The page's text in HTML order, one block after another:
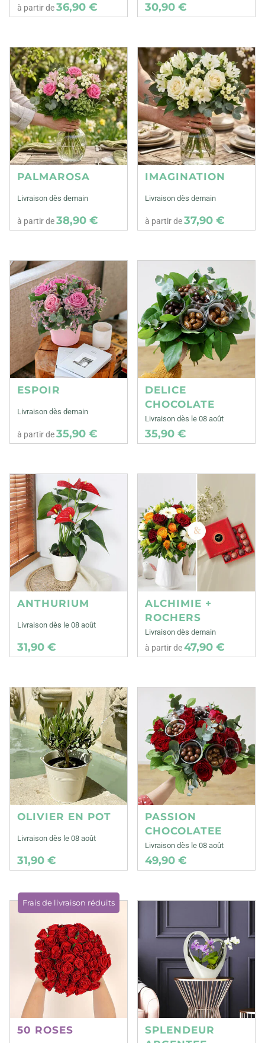
à partir de36,90 € 30,90 €
PALMAROSA
Livraison dès demain
à partir de38,90 €
IMAGINATION
Livraison dès demain
à partir de37,90 €
ESPOIR
Livraison dès demain
à partir de35,90 €
DELICE
CHOCOLATE
Livraison dès le 08 août
35,90 €
ANTHURIUM
Livraison dès le 08 août
31,90 €
ALCHIMIE +
ROCHERS
Livraison dès demain
à partir de47,90 €
OLIVIER EN POT
Livraison dès le 08 août
31,90 €
PASSION
CHOCOLATEE
Livraison dès le 08 août
49,90 €
Frais de livraison réduits
50 ROSES
SPLENDEUR